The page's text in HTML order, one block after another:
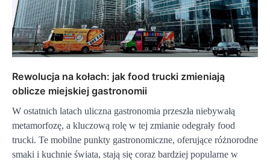
Rewolucja na kołach: jak food trucki zmieniają
oblicze miejskiej gastronomii
W ostatnich latach uliczna gastronomia przeszła niebywałą
metamorfozę, a kluczową rolę w tej zmianie odegrały food
trucki. Te mobilne punkty gastronomiczne, oferujące różnorodne
smaki i kuchnie świata, stają się coraz bardziej popularne w